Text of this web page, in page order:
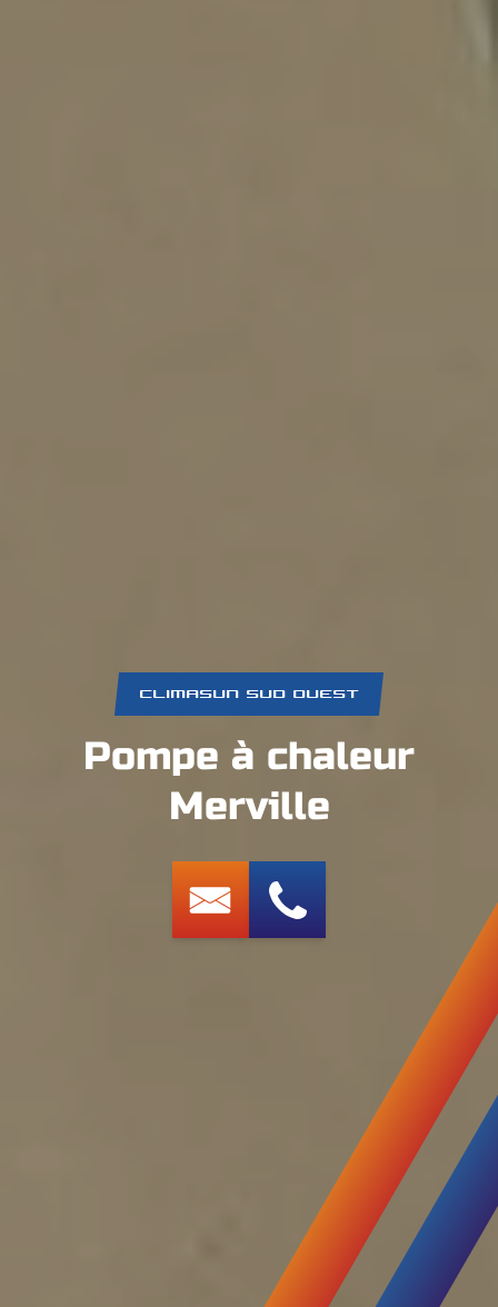
CLIMASUN SUD OUEST
Pompe à chaleur
Merville